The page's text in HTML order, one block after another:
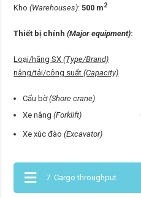
Kho(Warehouses):500 m2
Thiết bị chính(Major equipment):
Loại/hãng SX(Type/Brand)
nâng/tải/công suất(Capacity)
Cẩu bờ(Shore crane) 02
Xe nâng(Forklift) 03
Xe xúc đào(Excavator)
7. Cargo throughput